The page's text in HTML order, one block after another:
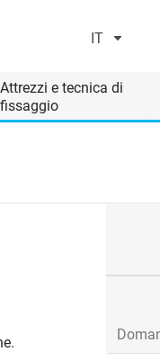
IT
Attrezzi e tecnica di
fissaggio